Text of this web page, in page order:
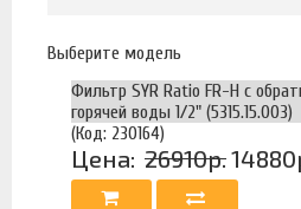
Выберите модель
Фильтр SYR Ratio FR-H c
горячей воды 1/2" (5315.15.003)
(Код: 230164)
Цена: 26910р.